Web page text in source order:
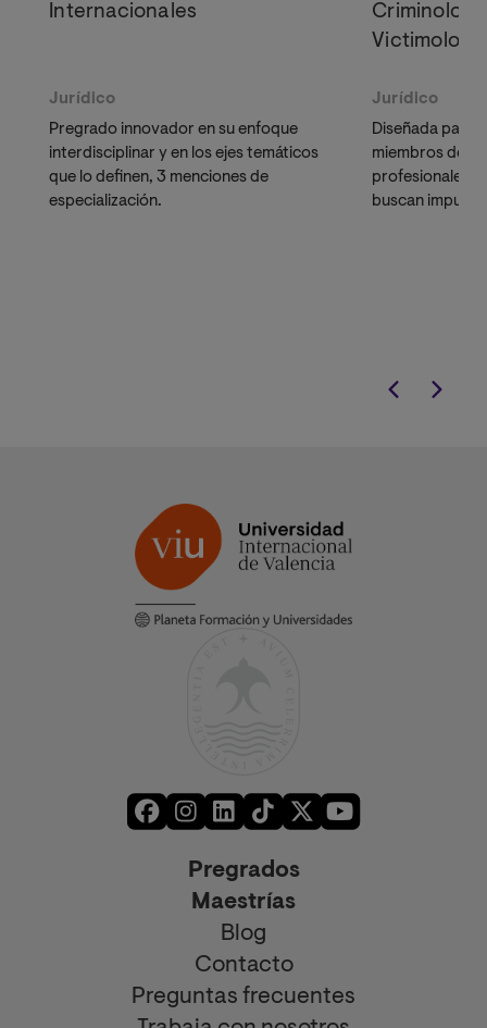
Internacionales
Jurídico
Pregrado innovador en su enfoque
interdisciplinar y en los ejes temáticos
que lo definen, 3 menciones de
especialización.
Jurídico
Diseñada para
miembros de la
profesionales
buscan
Pregrados
Maestrías
Blog
Contacto
Preguntas frecuentes